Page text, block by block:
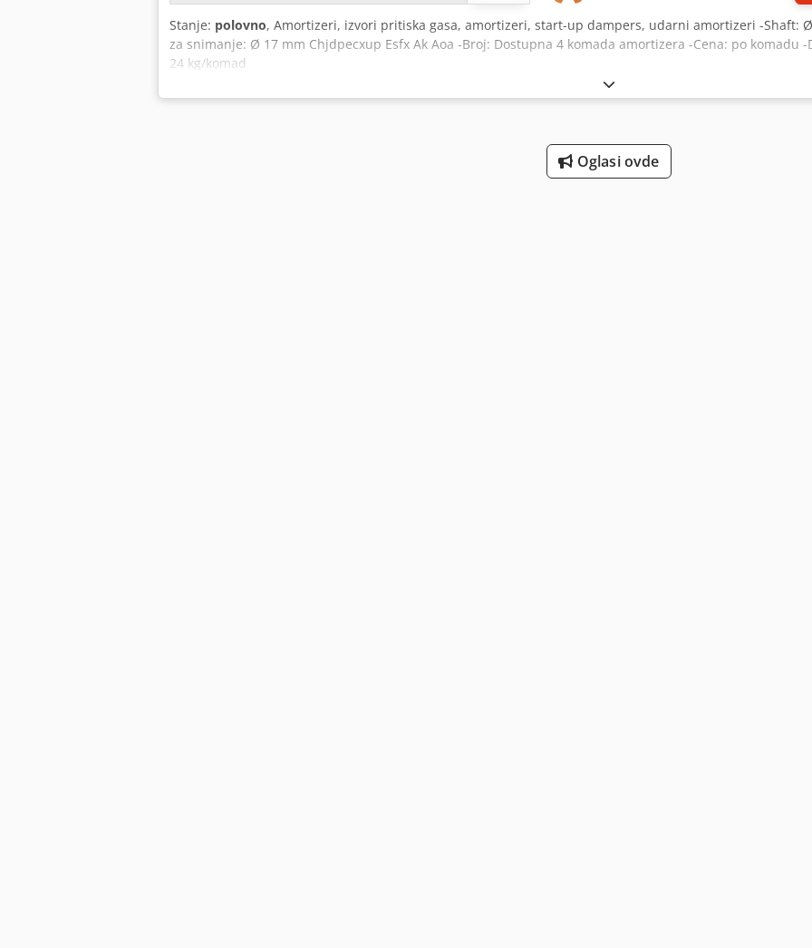
Stanje: polovno, Amortizeri, izvori pritiska gasa, amortizeri, start-up dampers, udarni amortizeri -Shaft:
za snimanje: Ø 17 mm Chjdpecxup Esfx Ak Aoa -Broj: Dostupna 4 komada amortizera -Cena: po komadu
24 kg/komad
Oglasi ovde